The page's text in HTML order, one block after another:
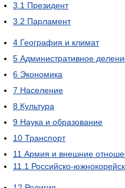
3.1 Президент
3.2 Парламент
4 География и климат
5 Административное
6 Экономика
7 Население
8 Культура
9 Наука и образование
10 Транспорт
11 Армия и внешние
11.1 Российско-